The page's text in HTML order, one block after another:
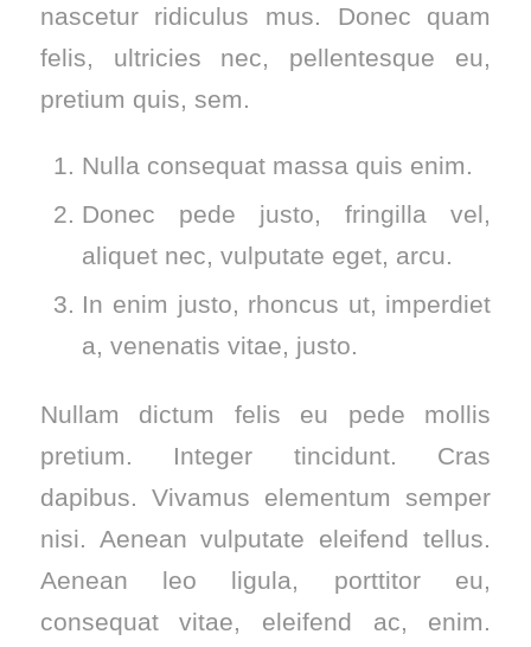
nascetur ridiculus mus. Donec quam
felis, ultricies nec, pellentesque eu,
pretium quis, sem.
Nulla consequat massa quis enim.
Donec pede justo, fringilla vel,
aliquet nec, vulputate eget, arcu.
In enim justo, rhoncus ut, imperdiet
a, venenatis vitae, justo.
Nullam dictum felis eu pede mollis
pretium. Integer tincidunt. Cras
dapibus. Vivamus elementum semper
nisi. Aenean vulputate eleifend tellus.
Aenean leo ligula, porttitor eu,
consequat vitae, eleifend ac, enim.